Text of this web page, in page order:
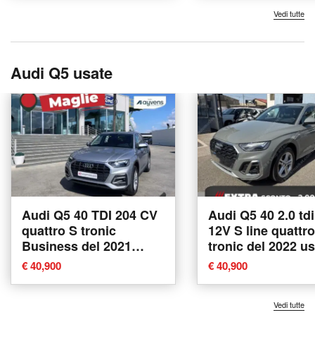
Vedi tutte
Audi Q5 usate
Audi Q5 40 TDI 204 CV
quattro S tronic
Business del 2021
usata a Tricase
€ 40,900
Audi Q5 40 2.0
12V S line
tronic del 2022
Tricase
€ 40,900
Vedi tutte